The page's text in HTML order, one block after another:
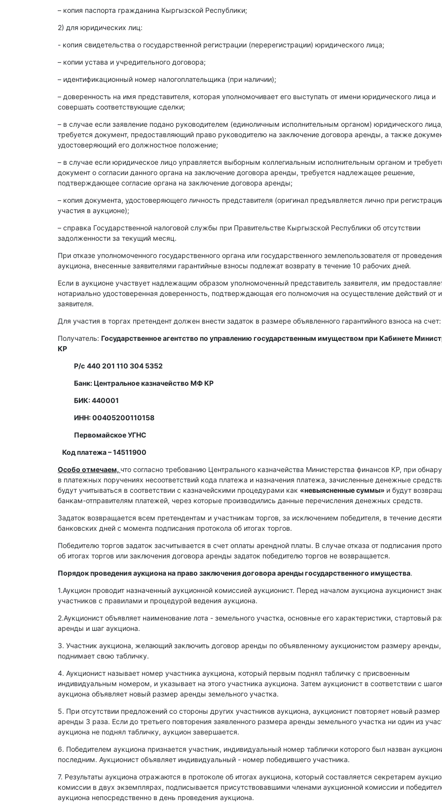
– копия паспорта гражданина Кыргызской Республики;
2) для юридических лиц:
- копия свидетельства о государственной регистрации (перерегистрации) юридического лица;
– копии устава и учредительного договора;
– идентификационный номер налогоплательщика (при наличии);
– доверенность на имя представителя, которая уполномочивает его выступать от имени юридического лица и
совершать соответствующие сделки;
– в случае если заявление подано руководителем (единоличным исполнительным органом) юридического лица,
требуется документ, предоставляющий право руководителю на заключение договора аренды, а также
удостоверяющий его должностное положение;
– в случае если юридическое лицо управляется выборным коллегиальным исполнительным органом и
документ о согласии данного органа на заключение договора аренды, требуется надлежащее решение,
подтверждающее согласие органа на заключение договора аренды;
– копия документа, удостоверяющего личность представителя (оригинал предъявляется лично при
участия в аукционе);
– справка Государственной налоговой службы при Правительстве Кыргызской Республики об отсутствии
задолженности за текущий месяц.
При отказе уполномоченного государственного органа или государственного землепользователя от проведения
аукциона, внесенные заявителями гарантийные взносы подлежат возврату в течение 10 рабочих дней.
Если в аукционе участвует надлежащим образом уполномоченный представитель заявителя, им
нотариально удостоверенная доверенность, подтверждающая его полномочия на осуществление действий от
заявителя.
Для участия в торгах претендент должен внести задаток в размере объявленного гарантийного взноса на счет:
Получатель: Государственное агентство по управлению государственным имуществом при Кабинете
КР
Р/с 440 201 110 304 5352
Банк: Центральное казначейство МФ КР
БИК: 440001
ИНН: 00405200110158
Первомайское УГНС
Код платежа – 14511900
Особо отмечаем, что согласно требованию Центрального казначейства Министерства финансов КР, при
в платежных поручениях несоответствий кода платежа и назначения платежа, зачисленные денежные
будут учитываться в соответствии с казначейскими процедурами как «невыясненные суммы» и будут
банкам-отправителям платежей, через которые производились данные перечисления денежных средств.
Задаток возвращается всем претендентам и участникам торгов, за исключением победителя, в течение десяти
банковских дней с момента подписания протокола об итогах торгов.
Победителю торгов задаток засчитывается в счет оплаты арендной платы. В случае отказа от подписания
об итогах торгов или заключения договора аренды задаток победителю торгов не возвращается.
Порядок проведения аукциона на право заключения договора аренды государственного имущества.
1.Аукцион проводит назначенный аукционной комиссией аукционист. Перед началом аукциона аукционист
участников с правилами и процедурой ведения аукциона.
2.Аукционист объявляет наименование лота - земельного участка, основные его характеристики, стартовый
аренды и шаг аукциона.
3. Участник аукциона, желающий заключить договор аренды по объявленному аукционистом размеру аренды,
поднимает свою табличку.
4. Аукционист называет номер участника аукциона, который первым поднял табличку с присвоенным
индивидуальным номером, и указывает на этого участника аукциона. Затем аукционист в соответствии с
аукциона объявляет новый размер аренды земельного участка.
5. При отсутствии предложений со стороны других участников аукциона, аукционист повторяет новый размер
аренды 3 раза. Если до третьего повторения заявленного размера аренды земельного участка ни один из
аукциона не поднял табличку, аукцион завершается.
6. Победителем аукциона признается участник, индивидуальный номер таблички которого был назван
последним. Аукционист объявляет индивидуальный - номер победившего участника.
7. Результаты аукциона отражаются в протоколе об итогах аукциона, который составляется секретарем
комиссии в двух экземплярах, подписывается присутствовавшими членами аукционной комиссии и
аукциона непосредственно в день проведения аукциона.